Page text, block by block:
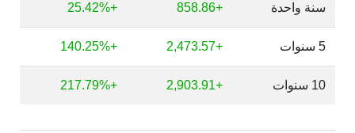
سنة واحدة +858.86
+25.42%
5 سنوات +2,473.57
+140.25%
10 سنوات +2,903.91
+217.79%